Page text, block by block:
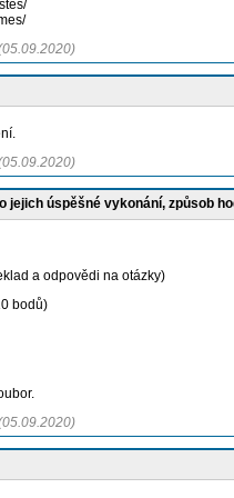
jejich úspěšné vykonání, způsob
a odpovědi na otázky)
téma (10 bodů)